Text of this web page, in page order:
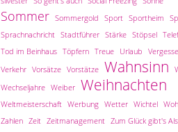
Sommer Sommergold Sport Sportheim
Sprachnachricht Stadtführer Stärke Stöpsel
Tod im Beinhaus Töpfern Treue Urlaub
Verkehr Vorsätze Vorstätze Wahnsinn
Wechseljahre Weiber Weihnachten
Weltmeisterschaft Werbung Wetter Wichtel
Zahlen Zeit Zeitmanagement Zum Glück gibt's